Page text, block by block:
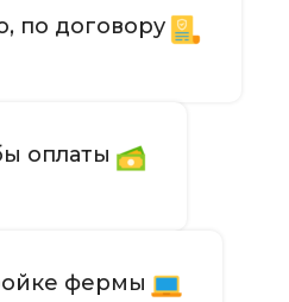
по договору
оплаты
фермы